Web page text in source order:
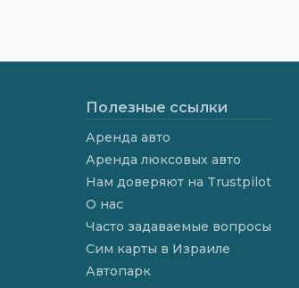
Полезные ссылки
Аренда авто
Аренда люксовых авто
Нам доверяют на Trustpilot
О нас
Часто задаваемые вопросы
Сим карты в Израиле
Автопарк